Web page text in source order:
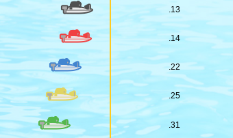
.13
.14
.22
.25
.31